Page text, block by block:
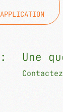
Une